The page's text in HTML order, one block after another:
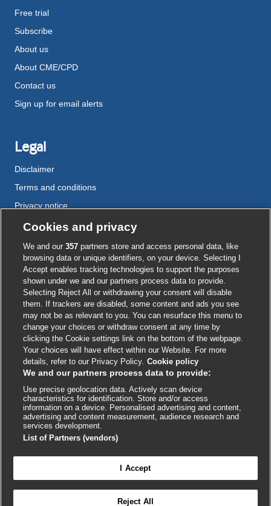
Free trial
Subscribe
About us
About CME/CPD
Contact us
Sign up for email alerts
Legal
Disclaimer
Terms and conditions
Privacy notice
Cookie policy
Accessibility
External
link
opens
in
a
new
window
External
link
opens
in
a
new
window
External
link
opens
in
a
new
window
External
link
opens
in
a
new
window
External
link
opens
in
a
new
window
© BMJ Publishing Group 2026
ISSN 2515-9615

Cookies and privacy
We and our357 partners store and access personal data, like
browsing data or unique identifiers, on your device. Selecting I
Accept enables tracking technologies to support the purposes
shown under we and our partners process data to provide.
Selecting Reject All or withdrawing your consent will disable
them. If trackers are disabled, some content and ads you see
may not be as relevant to you. You can resurface this menu to
change your choices or withdraw consent at any time by
clicking the Cookie settings link on the bottom of the webpage.
Your choices will have effect within our Website. For more
details, refer to our Privacy Policy. Cookie policy
We and our partners process data to provide:
Use precise geolocation data. Actively scan device
characteristics for identification. Store and/or access
information on a device. Personalised advertising and content,
advertising and content measurement, audience research and
services development.
List of Partners (vendors)
I Accept
Reject All